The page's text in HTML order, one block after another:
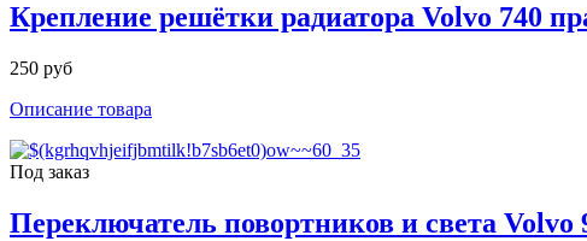
Крепление решётки радиатора Volvo 740
250 руб
Описание товара
Под заказ
Переключатель повортников и света Volvo